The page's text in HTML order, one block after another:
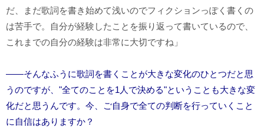
だ、まだ歌詞を書き始めて浅いのでフィクションっぽく書くの
は苦手で。自分が経験したことを振り返って書いているので、
これまでの自分の経験は非常に大切ですね」
――そんなふうに歌詞を書くことが大きな変化のひとつだと思
うのですが、"全てのことを1人で決める"ということも大きな変
化だと思うんです。今、ご自身で全ての判断を行っていくこと
に自信はありますか？